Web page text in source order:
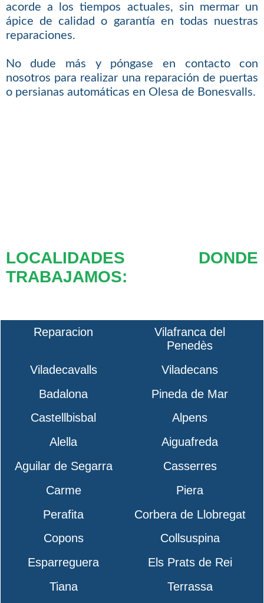
acorde a los tiempos actuales, sin mermar un
ápice de calidad o garantía en todas nuestras
reparaciones.
No dude más y póngase en contacto con
nosotros para realizar una reparación de puertas
o persianas automáticas en Olesa de Bonesvalls.
LOCALIDADES DONDE
TRABAJAMOS:
Reparacion
Vilafranca del
Penedès
Viladecavalls
Viladecans
Badalona
Pineda de Mar
Castellbisbal
Alpens
Alella
Aiguafreda
Aguilar de Segarra
Casserres
Carme
Piera
Perafita
Corbera de Llobregat
Copons
Collsuspina
Esparreguera
Els Prats de Rei
Tiana
Terrassa